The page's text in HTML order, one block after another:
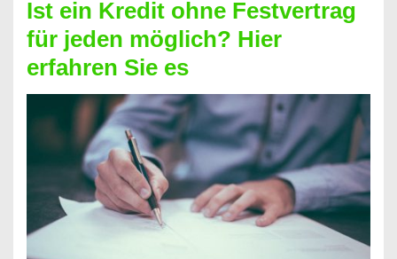
Prepaid
ist
nicht
nur
für
Handy
möglich!
Ist ein Kredit ohne Festvertrag
für jeden möglich? Hier
erfahren Sie es